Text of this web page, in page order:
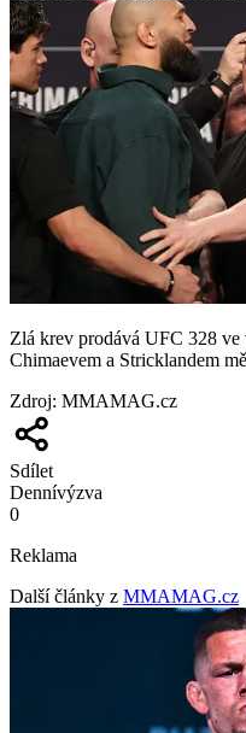
Zlá krev prodává UFC 328
Chimaevem a Stricklandem
Zdroj: MMAMAG.cz
Sdílet
Dennívýzva
0
Reklama
Další články z MMAMAG.cz